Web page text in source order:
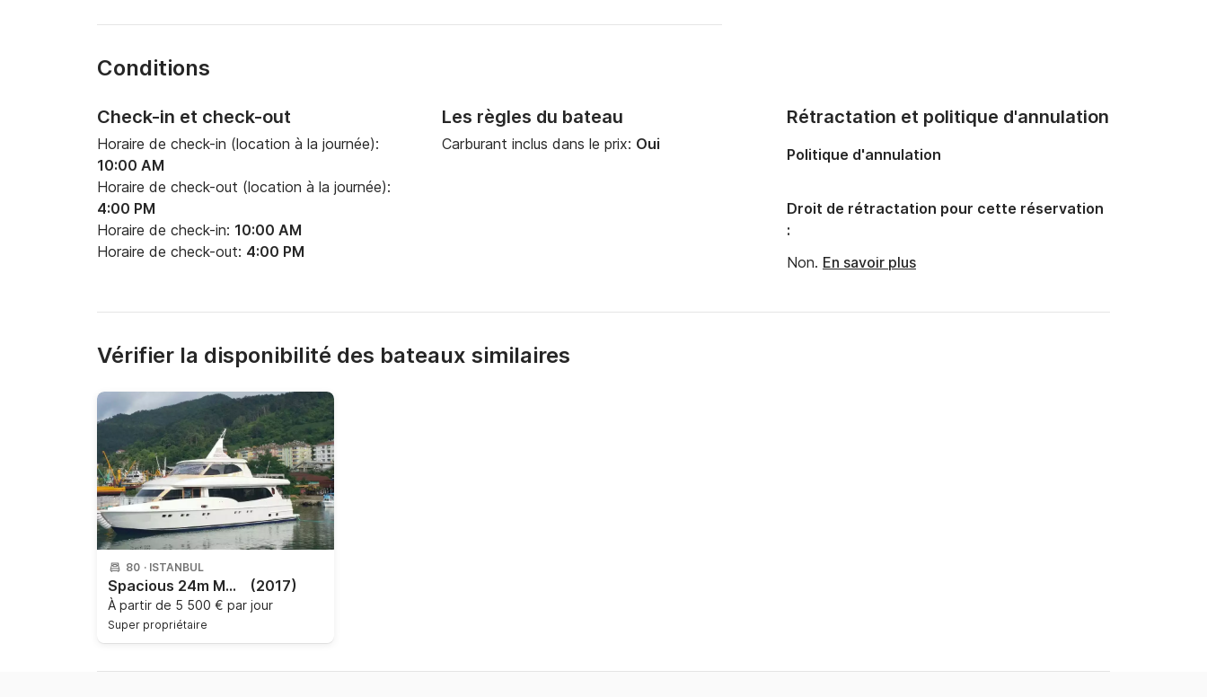
Conditions
Check-in et check-out
Horaire de check-in (location à la journée):
10:00 AM
Horaire de check-out (location à la journée):
4:00 PM
Horaire de check-in: 10:00 AM
Horaire de check-out: 4:00 PM
Les règles du bateau
Carburant inclus dans le prix: Oui
Rétractation et politique d'annulation
Politique d'annulation
Droit de rétractation pour cette réservation
:
Non. En savoir plus
Vérifier la disponibilité des bateaux similaires
80 · ISTANBUL
Spacious 24m Motoryat for 80 people B12 - Spacious 24m Motoryat for 80 people B12 (2017)
À partir de 5 500 € par jour
Super propriétaire